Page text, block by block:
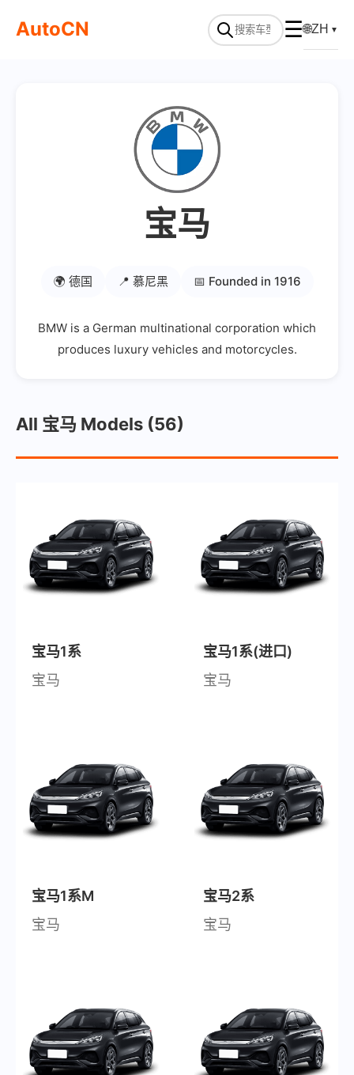
AutoCN ☰🌐ZH ▼
宝马
🌍 德国 📍 慕尼黑 📅 Founded in 1916
BMW is a German multinational corporation which
produces luxury vehicles and motorcycles.
All 宝马 Models (56)
宝马1系
宝马
宝马1系(进口)
宝马
宝马1系M
宝马
宝马2系
宝马